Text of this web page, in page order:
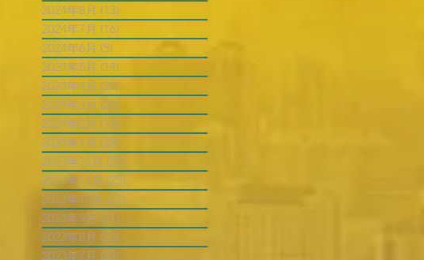
2024年8月 (13)
2024年7月 (16)
2024年6月 (5)
2024年5月 (14)
2024年4月 (20)
2024年3月 (20)
2024年2月 (12)
2024年1月 (28)
2023年12月 (25)
2023年11月 (25)
2023年10月 (21)
2023年9月 (21)
2023年8月 (23)
2023年7月 (23)